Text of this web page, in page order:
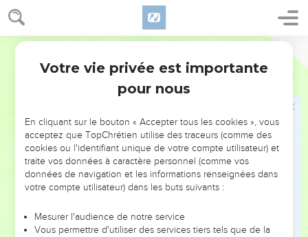
Psaumes 64
et mets-moi à l’abri des complots des *méchants et des
intrigues des malfaisants !
Comme une épée, leur langue est aiguisée et ils
décochent leurs propos venimeux comme des flèches !
Ils tirent en cachette sur l’innocent, ils le visent soudain,
Ils s’enhardissent dans leurs mauvais propos, ils se
concertent pour bien cacher leurs pièges, en se disant :
« Qui s’en apercevra ? »
Chacun combine des mauvais coups. « Nous voici prêts,
notre plan est au point ! » Oui, la pensée intime, le cœur de
Mais Dieu leur lance soudain des flèches. Ils sont frappés :
Votre vie privée est importante
pour nous
En cliquant sur le bouton « Accepter tous les cookies », vous
acceptez que TopChrétien utilise des traceurs (comme des
cookies ou l'identifiant unique de votre compte utilisateur) et
traite vos données à caractère personnel (comme vos
données de navigation et les informations renseignées dans
votre compte utilisateur) dans les buts suivants :
Mesurer l'audience de notre service
Vous permettre d'utiliser des services tiers tels que de la